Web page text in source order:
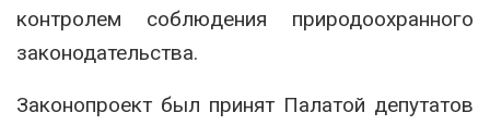
контролем соблюдения природоохранного
законодательства.
Законопроект был принят Палатой депутатов